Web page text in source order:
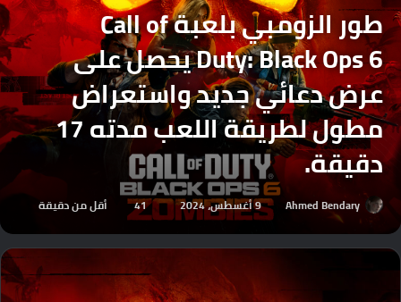
طور الزومبي بلعبة Call of
Duty: Black Ops 6 يحصل على
عرض دعائي جديد واستعراض
مطول لطريقة اللعب مدته 17
دقيقة.
Ahmed Bendary 9 أغسطس، 2024 41 أقل من دقيقة